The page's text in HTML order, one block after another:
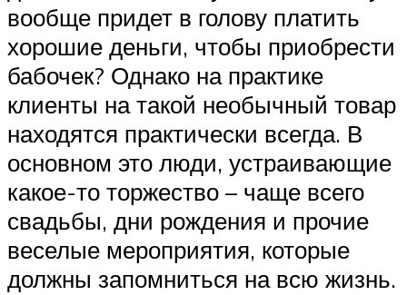
вообще придет в голову платить
хорошие деньги, чтобы приобрести
бабочек? Однако на практике
клиенты на такой необычный товар
находятся практически всегда. В
основном это люди, устраивающие
какое-то торжество – чаще всего
свадьбы, дни рождения и прочие
веселые мероприятия, которые
должны запомниться на всю жизнь.